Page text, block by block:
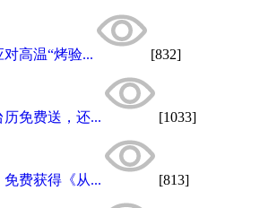
对高温“烤验... [832]
历免费送，还... [1033]
费获得《从... [813]